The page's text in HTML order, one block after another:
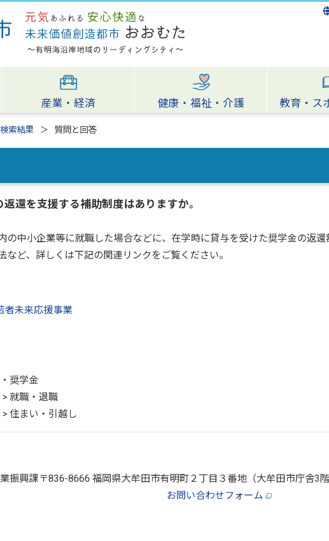
産業・経済 健康・福祉・介護 教育・ス
検索結果 質問と回答
返還を支援する補助制度はありますか。
の中小企業等に就職した場合などに、在学時に貸与を受けた奨学金の返還
など、詳しくは下記の関連リンクをご覧ください。
者未来応援事業
奨学金
就職・退職
住まい・引越し
振興課 〒836-8666 福岡県大牟田市有明町２丁目３番地（大牟田市庁舎3階
お問い合わせフォーム